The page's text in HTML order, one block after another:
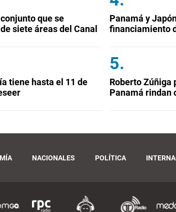
que se
siete áreas del Canal
tiene hasta el 11 de
Panamá y
financiamiento
Roberto Zúñiga
Panamá rindan
NACIONALES POLÍTICA